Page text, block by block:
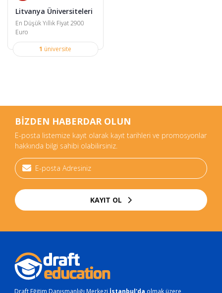
Litvanya Üniversiteleri
En Düşük Yıllık Fiyat 2900
Euro
1 üniversite
BİZDEN HABERDAR OLUN
E-posta listemize kayıt olarak kayıt tarihleri ve promosyonlar
hakkında bilgi sahibi olabilirsiniz.
KAYIT OL
Draft Eğitim Danışmanlığı Merkezi İstanbul'da olmak üzere